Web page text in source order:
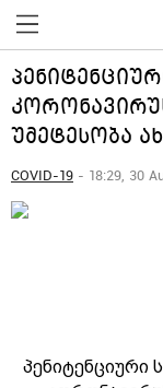
უმეტესობა
COVID-19 - 18:29, 30
პენიტენციური